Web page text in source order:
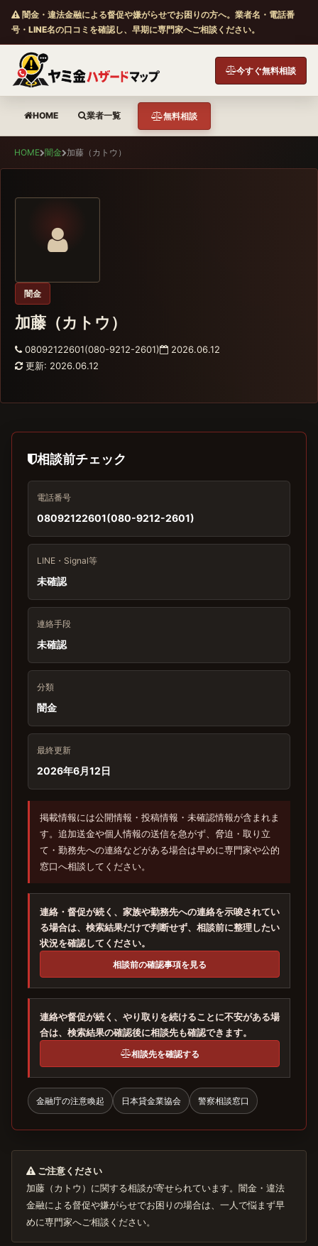
闇金・違法金融による督促や嫌がらせでお困りの方へ。業者名・電話番
号・LINE名の口コミを確認し、早期に専門家へご相談ください。
今すぐ無料相談
HOME 業者一覧 無料相談
HOME 闇金 加藤（カトウ）
闇金
加藤（カトウ）
08092122601(080-9212-2601)
2026.06.12
更新: 2026.06.12
相談前チェック
電話番号
08092122601(080-9212-2601)
LINE・Signal等
未確認
連絡手段
未確認
分類
闇金
最終更新
2026年6月12日
掲載情報には公開情報・投稿情報・未確認情報が含まれま
す。追加送金や個人情報の送信を急がず、脅迫・取り立
て・勤務先への連絡などがある場合は早めに専門家や公的
窓口へ相談してください。
連絡・督促が続く、家族や勤務先への連絡を示唆されてい
る場合は、検索結果だけで判断せず、相談前に整理したい
状況を確認してください。
相談前の確認事項を見る
連絡や督促が続く、やり取りを続けることに不安がある場
合は、検索結果の確認後に相談先も確認できます。
相談先を確認する
金融庁の注意喚起 日本貸金業協会 警察相談窓口
ご注意ください
加藤（カトウ）に関する相談が寄せられています。闇金・違法
金融による督促や嫌がらせでお困りの場合は、一人で悩まず早
めに専門家へご相談ください。